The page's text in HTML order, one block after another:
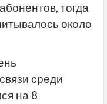
тогда
около
среди
на 8